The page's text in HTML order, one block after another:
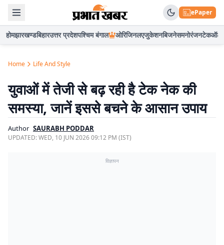
ePaper
होमझारखण्डबिहारउत्तर प्रदेशपश्चिम बंगाल ओरिजिनलएजुकेशनबिजनेसमनोरंजनटेकऑटो
Home Life And Style
युवाओं में तेजी से बढ़ रही है टेक नेक की
समस्या, जानें इससे बचने के आसान उपाय
Author SAURABH PODDAR
UPDATED:WED, 10 JUN 2026 09:12 PM (IST)
विज्ञापन